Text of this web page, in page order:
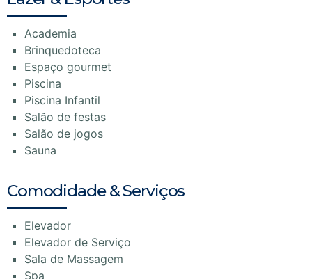
Academia
Brinquedoteca
Espaço gourmet
Piscina
Piscina Infantil
Salão de festas
Salão de jogos
Sauna
Comodidade & Serviços
Elevador
Elevador de Serviço
Sala de Massagem
Spa